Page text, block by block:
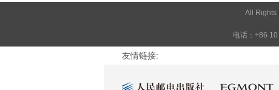
All Rights
电话：+86
友情链接: